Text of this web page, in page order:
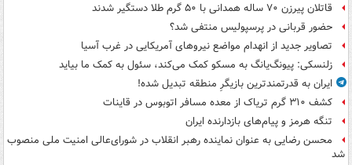
قاتلان پیرزن ۷۰ ساله همدانی با ۵۰ گرم طلا دستگیر شدند
حضور قربانی در پرسپولیس منتفی شد؟
تصاویر جدید از انهدام مواضع نیروهای آمریکایی در غرب آسیا
زلنسکی: پیونگ‌یانگ به مسکو کمک می‌کند، سئول به کمک ما بیاید
ایران به قدرتمندترین بازیگرِ منطقه تبدیل شده!
کشف ۳۱۰ گرم تریاک از معده مسافر اتوبوس در قاینات
تنگه هرمز و پیام‌های بازدارنده ایران
محسن رضایی به عنوان نماینده رهبر انقلاب در شورای‌عالی امنیت ملی منصوب
شد